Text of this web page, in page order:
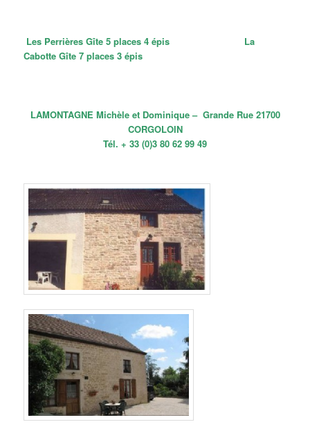
Les Perrières Gîte 5 places 4 épis
La
Cabotte Gîte 7 places 3 épis
LAMONTAGNE Michèle et Dominique – Grande Rue 21700
CORGOLOIN
Tél. + 33 (0)3 80 62 99 49